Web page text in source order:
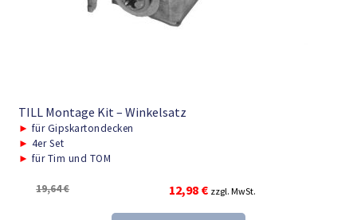
TILL Montage Kit – Winkelsatz
► für Gipskartondecken
► 4er Set
► für Tim und TOM
19,64€
Ursprünglicher
Preis
12,98 €Aktueller
Preis
zzgl. MwSt.